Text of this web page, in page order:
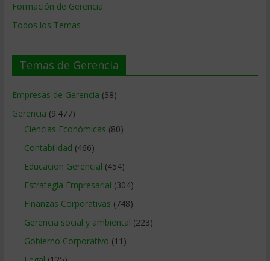
Formación de Gerencia
Todos los Temas
Temas de Gerencia
Empresas de Gerencia (38)
Gerencia (9.477)
Ciencias Económicas (80)
Contabilidad (466)
Educacion Gerencial (454)
Estrategia Empresarial (304)
Finanzas Corporativas (748)
Gerencia social y ambiental (223)
Gobierno Corporativo (11)